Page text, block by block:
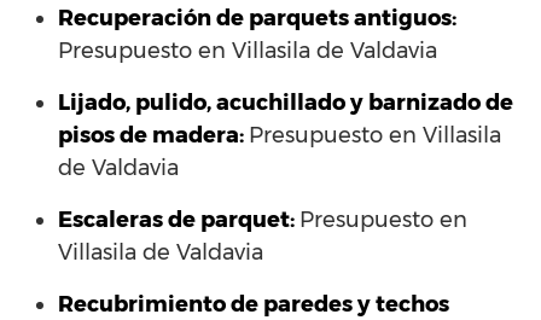
Recuperación de parquets antiguos:
Presupuesto en Villasila de Valdavia
Lijado, pulido, acuchillado y barnizado de
pisos de madera: Presupuesto en Villasila
de Valdavia
Escaleras de parquet: Presupuesto en
Villasila de Valdavia
Recubrimiento de paredes y techos